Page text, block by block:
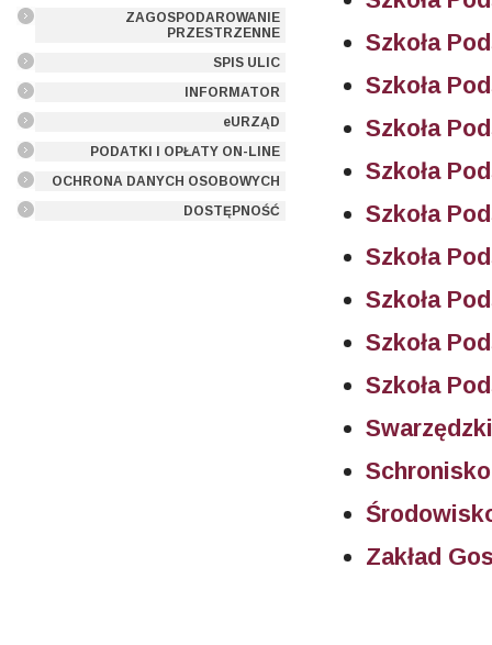
ZAGOSPODAROWANIE
PRZESTRZENNE
SPIS ULIC
INFORMATOR
eURZĄD
PODATKI I OPŁATY ON-LINE
OCHRONA DANYCH OSOBOWYCH
DOSTĘPNOŚĆ
Szkoła
Szkoła
Szkoła
Szkoła
Szkoła
Szkoła
Szkoła
Szkoła
Szkoła
Zakład